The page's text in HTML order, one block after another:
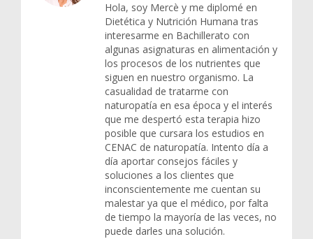
Hola, soy Mercè y me diplomé en
Dietética y Nutrición Humana tras
interesarme en Bachillerato con
algunas asignaturas en alimentación y
los procesos de los nutrientes que
siguen en nuestro organismo. La
casualidad de tratarme con
naturopatía en esa época y el interés
que me despertó esta terapia hizo
posible que cursara los estudios en
CENAC de naturopatía. Intento día a
día aportar consejos fáciles y
soluciones a los clientes que
inconscientemente me cuentan su
malestar ya que el médico, por falta
de tiempo la mayoría de las veces, no
puede darles una solución.